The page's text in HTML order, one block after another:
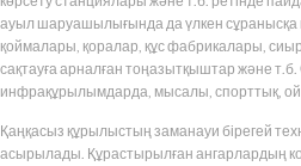
ауыл шаруашылығында да үлкен сұранысқа
қоймалары, қоралар, құс фабрикалары, сиыр
сақтауға арналған тоңазытқыштар және
инфрақұрылымдарда, мысалы, спорттық,
Қаңқасыз құрылыстың заманауи бірегей
асырылады. Құрастырылған ангарлардың